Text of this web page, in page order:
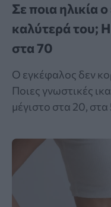
Σε ποια ηλικία
καλύτερά του;
στα 70
Ο εγκέφαλος δεν
Ποιες γνωστικές
μέγιστο στα 20,